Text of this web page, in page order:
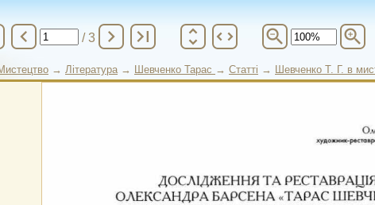
→ Література→ Шевченко Тарас → Статті → Шевченко Т. Г. в
chevron_left / 3 chevron_right last_page unfold_more unfold_more zoom_out zoom_in
Барсена "Тарас Шевченко в Корсуні" з Шевченківського